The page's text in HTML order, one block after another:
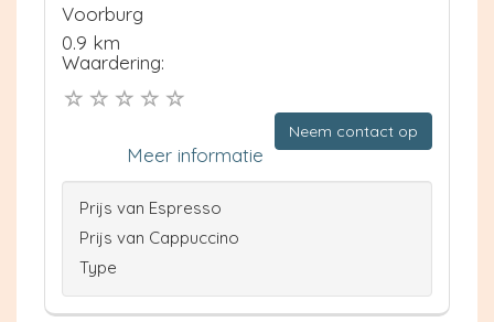
Voorburg
0.9 km
Waardering:
Neem contact op
Meer informatie
Prijs van Espresso
Prijs van Cappuccino
Type